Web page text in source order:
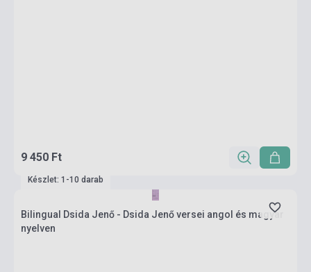
9 450 Ft
Készlet: 1-10 darab
Bilingual Dsida Jenő - Dsida Jenő versei angol és magyar
nyelven